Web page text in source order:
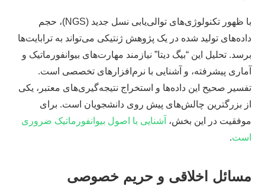
با ظهور تکنولوژی‌های توالی‌یابی نسل جدید (NGS)، حجم
داده‌های تولید شده در یک پژوهش ژنتیکی می‌تواند به ترابایت‌ها
برسد. تحلیل این “بیگ دیتا” نیازمند مهارت‌های بیوانفورماتیک و
آماری پیشرفته، و آشنایی با نرم‌افزارهای تخصصی است.
تفسیر صحیح این داده‌ها و استخراج نتیجه‌گیری‌های معتبر، یکی
از بزرگترین چالش‌های پیش روی دانشجویان است. برای
موفقیت در این بخش، آشنایی با اصول بیوانفورماتیک ضروری
است.
مسائل اخلاقی و حریم خصوصی